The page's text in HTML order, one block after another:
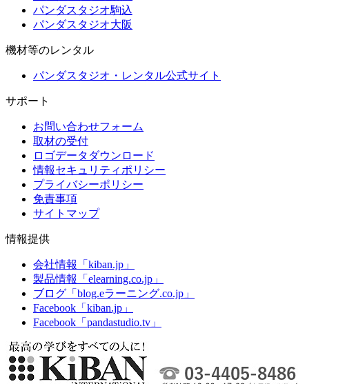
パンダスタジオ駒込
パンダスタジオ大阪
機材等のレンタル
パンダスタジオ・レンタル公式サイト
サポート
お問い合わせフォーム
取材の受付
ロゴデータダウンロード
情報セキュリティポリシー
プライバシーポリシー
免責事項
サイトマップ
情報提供
会社情報「kiban.jp」
製品情報「elearning.co.jp」
ブログ「blog.eラーニング.co.jp」
Facebook「kiban.jp」
Facebook「pandastudio.tv」